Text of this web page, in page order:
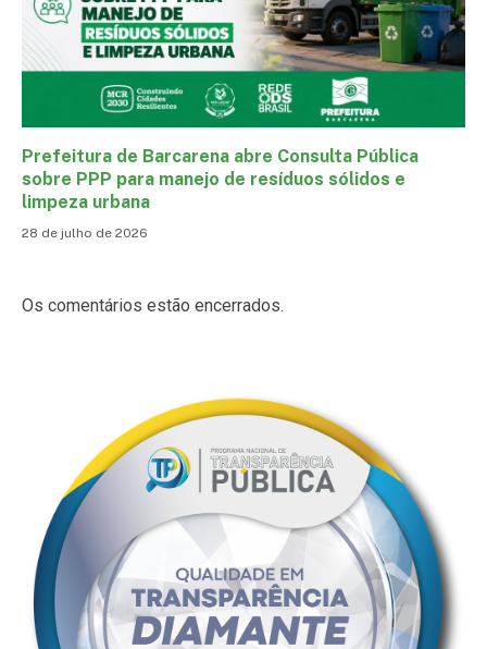
Prefeitura de Barcarena abre Consulta Pública
sobre PPP para manejo de resíduos sólidos e
limpeza urbana
28 de julho de 2026
Os comentários estão encerrados.